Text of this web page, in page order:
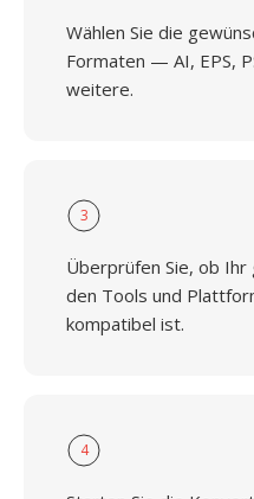
Wählen Sie die
Formaten — AI, EPS,
weitere.
3
Überprüfen Sie, ob
den Tools und
kompatibel ist.
4